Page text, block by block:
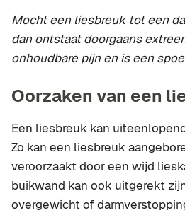
Mocht een liesbreuk tot een
dan ontstaat doorgaans
onhoudbare pijn en is een
Oorzaken van een
Een liesbreuk kan
Zo kan een liesbreuk
veroorzaakt door een wijd
buikwand kan ook uitgerekt
overgewicht of